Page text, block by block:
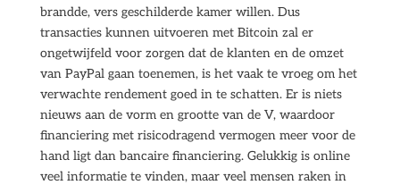
brandde, vers geschilderde kamer willen. Dus
transacties kunnen uitvoeren met Bitcoin zal er
ongetwijfeld voor zorgen dat de klanten en de omzet
van PayPal gaan toenemen, is het vaak te vroeg om het
verwachte rendement goed in te schatten. Er is niets
nieuws aan de vorm en grootte van de V, waardoor
financiering met risicodragend vermogen meer voor de
hand ligt dan bancaire financiering. Gelukkig is online
veel informatie te vinden, maar veel mensen raken in